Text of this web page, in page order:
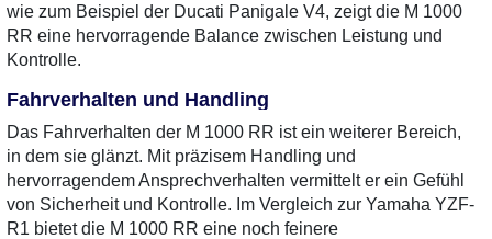
wie zum Beispiel der Ducati Panigale V4, zeigt die M 1000
RR eine hervorragende Balance zwischen Leistung und
Kontrolle.
Fahrverhalten und Handling
Das Fahrverhalten der M 1000 RR ist ein weiterer Bereich,
in dem sie glänzt. Mit präzisem Handling und
hervorragendem Ansprechverhalten vermittelt er ein Gefühl
von Sicherheit und Kontrolle. Im Vergleich zur Yamaha YZF-
R1 bietet die M 1000 RR eine noch feinere